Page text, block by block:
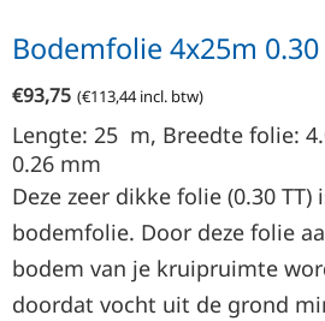
Bodemfolie 4x25m 0.30
€93,75 (€113,44incl. btw)
Lengte: 25 m, Breedte folie:
0.26 mm
Deze zeer dikke folie (0.30
bodemfolie. Door deze folie
bodem van je kruipruimte
doordat vocht uit de grond